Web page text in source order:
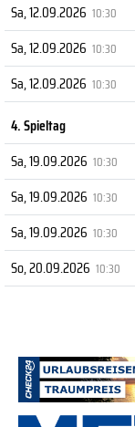
Sa, 12.09.2026 10:30
Sa, 12.09.2026 10:30
Sa, 12.09.2026 10:30
4. Spieltag
Sa, 19.09.2026 10:30
Sa, 19.09.2026 10:30
Sa, 19.09.2026 10:30
So, 20.09.2026 10:30